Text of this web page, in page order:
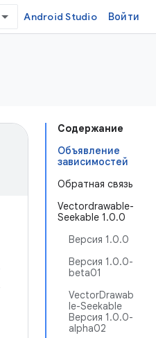
Android Studio Войти
Содержание
Объявление
зависимостей
Обратная связь
Vectordrawable-
Seekable 1.0.0
Версия 1.0.0
Версия 1.0.0-
beta01
VectorDrawab
le-Seekable
Версия 1.0.0-
alpha02